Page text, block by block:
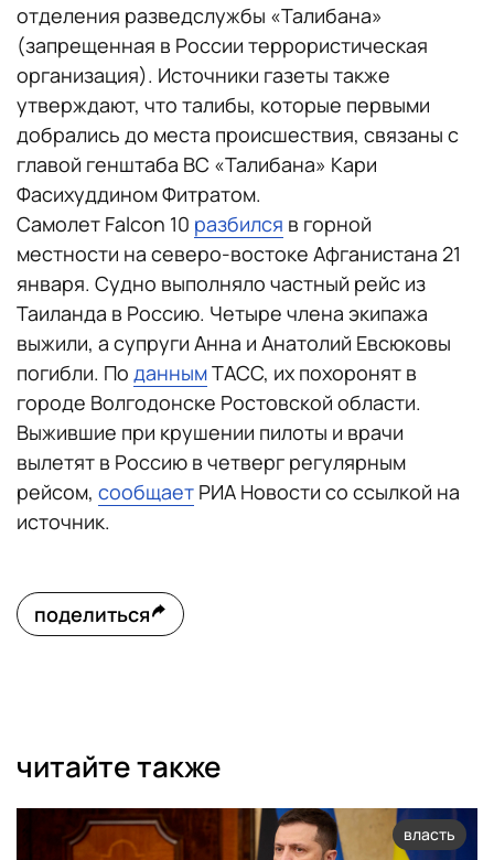
отделения разведслужбы «Талибана»
(запрещенная в России террористическая
организация). Источники газеты также
утверждают, что талибы, которые первыми
добрались до места происшествия, связаны с
главой генштаба ВС «Талибана» Кари
Фасихуддином Фитратом.
Самолет Falcon 10 разбился в горной
местности на северо-востоке Афганистана 21
января. Судно выполняло частный рейс из
Таиланда в Россию. Четыре члена экипажа
выжили, а супруги Анна и Анатолий Евсюковы
погибли. По даннымТАСС, их похоронят в
городе Волгодонске Ростовской области.
Выжившие при крушении пилоты и врачи
вылетят в Россию в четверг регулярным
рейсом, сообщает РИА Новости со ссылкой на
источник.
поделиться
читайте также
власть